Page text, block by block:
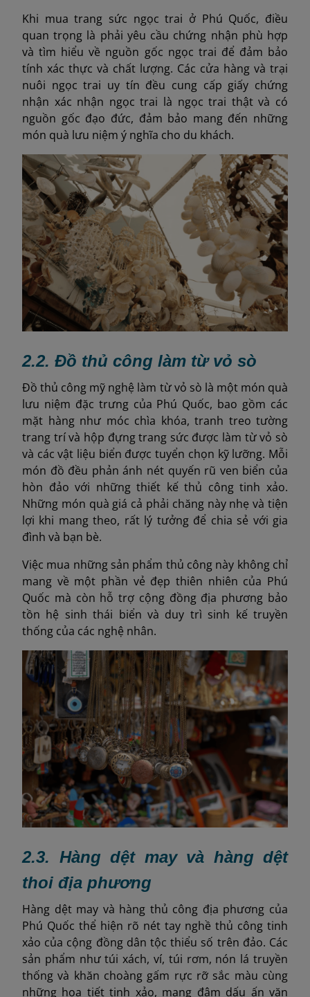
Khi mua trang sức ngọc trai ở Phú Quốc, điều
quan trọng là phải yêu cầu chứng nhận phù hợp
và tìm hiểu về nguồn gốc ngọc trai để đảm bảo
tính xác thực và chất lượng. Các cửa hàng và trại
nuôi ngọc trai uy tín đều cung cấp giấy chứng
nhận xác nhận ngọc trai là ngọc trai thật và có
nguồn gốc đạo đức, đảm bảo mang đến những
món quà lưu niệm ý nghĩa cho du khách.
2.2. Đồ thủ công làm từ vỏ sò
Đồ thủ công mỹ nghệ làm từ vỏ sò là một món quà
lưu niệm đặc trưng của Phú Quốc, bao gồm các
mặt hàng như móc chìa khóa, tranh treo tường
trang trí và hộp đựng trang sức được làm từ vỏ sò
và các vật liệu biển được tuyển chọn kỹ lưỡng. Mỗi
món đồ đều phản ánh nét quyến rũ ven biển của
hòn đảo với những thiết kế thủ công tinh xảo.
Những món quà giá cả phải chăng này nhẹ và tiện
lợi khi mang theo, rất lý tưởng để chia sẻ với gia
đình và bạn bè.
Việc mua những sản phẩm thủ công này không chỉ
mang về một phần vẻ đẹp thiên nhiên của Phú
Quốc mà còn hỗ trợ cộng đồng địa phương bảo
tồn hệ sinh thái biển và duy trì sinh kế truyền
thống của các nghệ nhân.
2.3. Hàng dệt may và hàng dệt
thoi địa phương
Hàng dệt may và hàng thủ công địa phương của
Phú Quốc thể hiện rõ nét tay nghề thủ công tinh
xảo của cộng đồng dân tộc thiểu số trên đảo. Các
sản phẩm như túi xách, ví, túi rơm, nón lá truyền
thống và khăn choàng gấm rực rỡ sắc màu cùng
những họa tiết tinh xảo, mang đậm dấu ấn văn